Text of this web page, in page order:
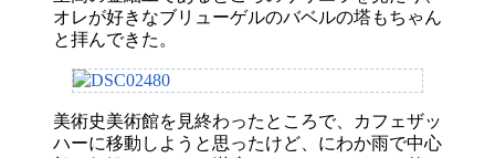
オレが好きなブリューゲルのバベルの塔もちゃん
と拝んできた。
美術史美術館を見終わったところで、カフェザッ
ハーに移動しようと思ったけど、にわか雨で中心